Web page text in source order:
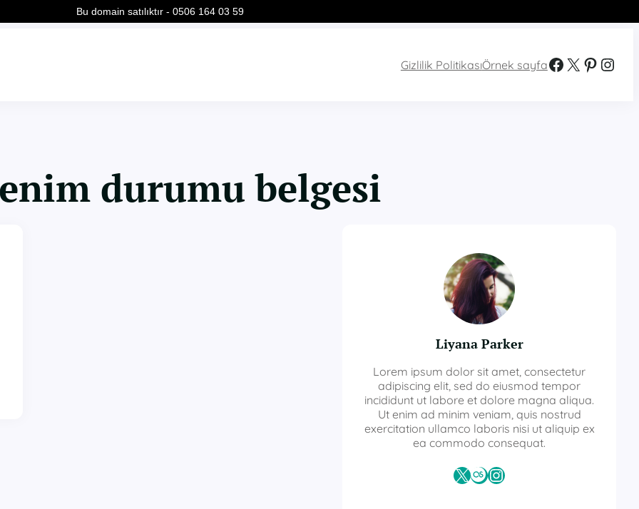
Gizlilik PolitikasıÖrnek sayfaFacebook X Pinterest Instagram
durumu belgesi
Liyana Parker
Lorem ipsum dolor sit amet, consectetur
adipiscing elit, sed do eiusmod tempor
incididunt ut labore et dolore magna aliqua.
Ut enim ad minim veniam, quis nostrud
exercitation ullamco laboris nisi ut aliquip ex
ea commodo consequat.
X Last.fmInstagram
Bu domain satılıktır - 0506 164 03 59